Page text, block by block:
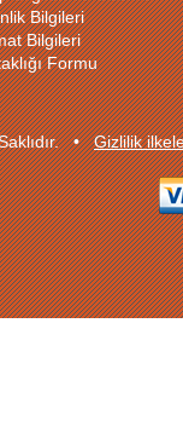
Bilgileri
Bilgileri
Formu
•Gizlilik